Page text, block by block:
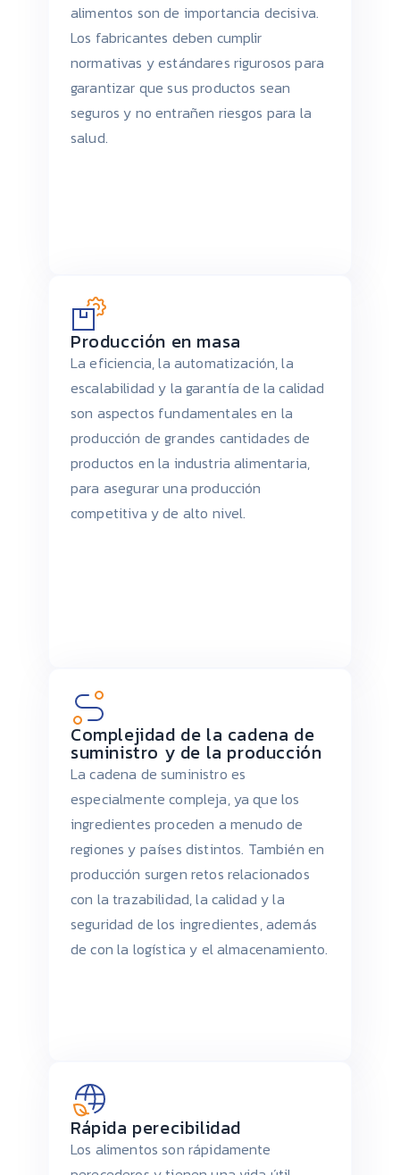
alimentos son de importancia decisiva.
Los fabricantes deben cumplir
normativas y estándares rigurosos para
garantizar que sus productos sean
seguros y no entrañen riesgos para la
salud.
Producción en masa
La eficiencia, la automatización, la
escalabilidad y la garantía de la calidad
son aspectos fundamentales en la
producción de grandes cantidades de
productos en la industria alimentaria,
para asegurar una producción
competitiva y de alto nivel.
Complejidad de la cadena de
suministro y de la producción
La cadena de suministro es
especialmente compleja, ya que los
ingredientes proceden a menudo de
regiones y países distintos. También en
producción surgen retos relacionados
con la trazabilidad, la calidad y la
seguridad de los ingredientes, además
de con la logística y el almacenamiento.
Rápida perecibilidad
Los alimentos son rápidamente